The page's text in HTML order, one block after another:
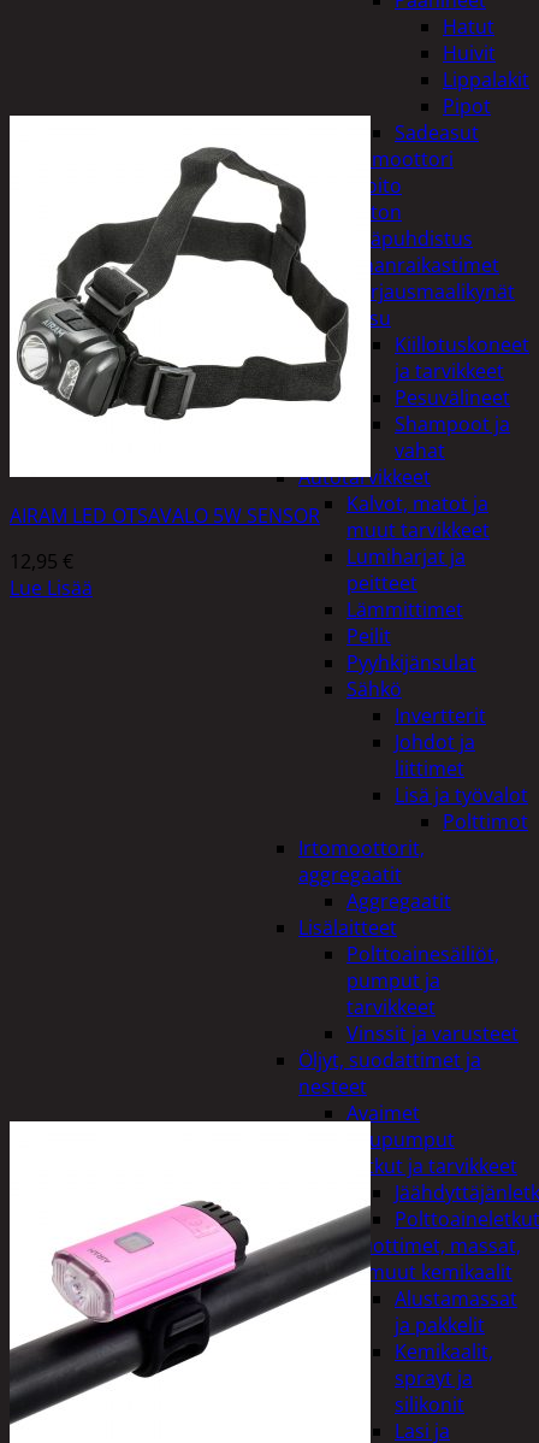
Hatut
Huivit
Lippalakit
Pipot
Sadeasut
Auto, vene ja moottori
Autonhoito
Auton
sisäpuhdistus
Ilmanraikastimet
Korjausmaalikynät
Pesu
Kiillotuskoneet
ja tarvikkeet
Pesuvälineet
Shampoot ja
vahat
Autotarvikkeet
Kalvot, matot ja
muut tarvikkeet
Lumiharjat ja
peitteet
Lämmittimet
Peilit
Pyyhkijänsulat
Sähkö
Invertterit
Johdot ja
liittimet
Lisä ja työvalot
Polttimot
Irtomoottorit,
aggregaatit
Aggregaatit
Lisälaitteet
Polttoainesäiliöt,
pumput ja
tarvikkeet
Vinssit ja varusteet
Öljyt, suodattimet ja
nesteet
Avaimet
Imupumput
Letkut ja tarvikkeet
Polttoaineletkut
Liuottimet, massat,
ja muut kemikaalit
Alustamassat
ja pakkelit
Kemikaalit,
sprayt ja
silikonit
Lasi ja
AIRAM LED OTSAVALO 5W SENSOR
12,95 €
Lue Lisää